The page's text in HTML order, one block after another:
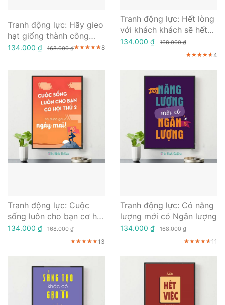
Tranh động lực: Hãy gieo
hạt giống thành công
ngay từ hôm nay
134.000 ₫ 168.000 ₫★★★★★
★★★★★
★★★★★8
Tranh động lực: Hết lòng
với khách khách sẽ hết
tiền với mình
134.000 ₫ 168.000 ₫
★★★★★
★★★★★
★★★★★4
Tranh động lực: Cuộc
sống luôn cho bạn cơ hội
thứ hai, nó được gọi là
134.000 ₫ 168.000 ₫
★★★★★
★★★★★
★★★★★13
Tranh động lực: Có năng
lượng mới có Ngân lượng
134.000 ₫ 168.000 ₫
★★★★★
★★★★★
★★★★★11